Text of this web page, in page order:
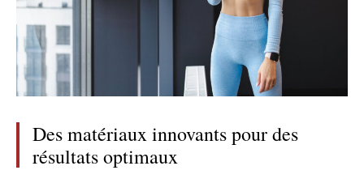
Des matériaux innovants pour des
résultats optimaux